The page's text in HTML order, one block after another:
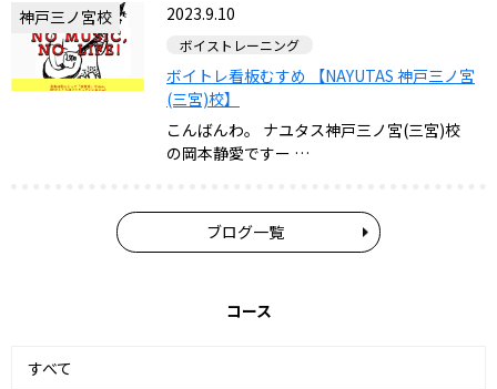
神戸三ノ宮校 2023.9.10
ボイストレーニング
ボイトレ看板むすめ 【NAYUTAS 神戸三ノ宮
(三宮)校】
こんばんわ。 ナユタス神戸三ノ宮(三宮)校
の岡本静愛ですー …
ブログ一覧
コース
すべて